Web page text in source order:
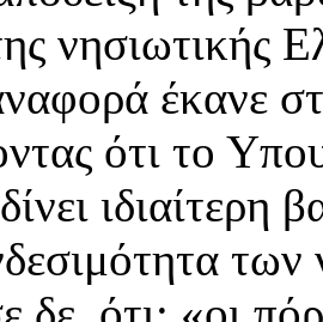
νησιωτικής
έκανε
ότι το
των